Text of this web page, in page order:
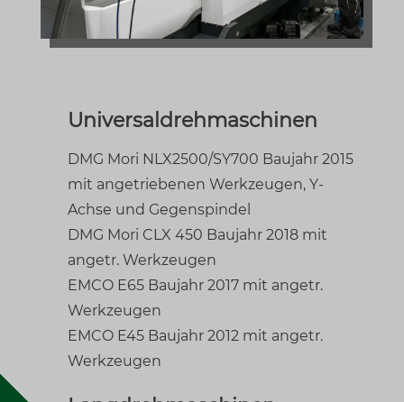
Universaldrehmaschinen
DMG Mori NLX2500/SY700 Baujahr 2015
mit angetriebenen Werkzeugen, Y-
Achse und Gegenspindel
DMG Mori CLX 450 Baujahr 2018 mit
angetr. Werkzeugen
EMCO E65 Baujahr 2017 mit angetr.
Werkzeugen
EMCO E45 Baujahr 2012 mit angetr.
Werkzeugen